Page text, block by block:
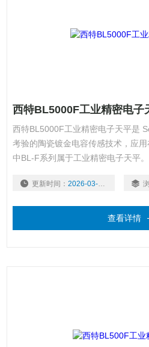
西特BL5000F工业精密电子
西特BL5000F工业精密电子天平是
考验的陶瓷镀金电容传感技术，应
中BL-F系列属于工业精密电子天平。
更新时间： 2026-03-03
查看详情